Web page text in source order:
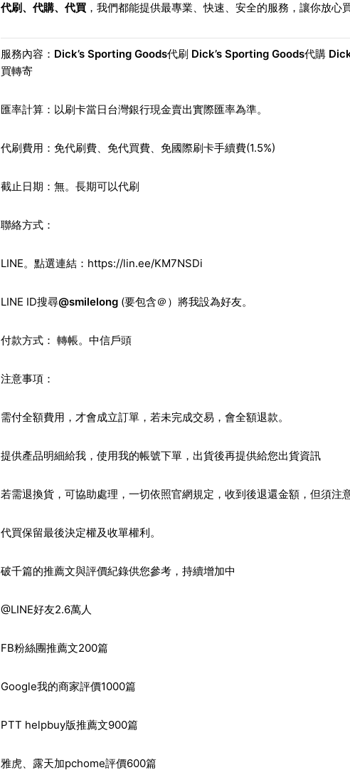
代刷、代購、代買，我們都能提供最專業、快速、安全的服務，讓你放心
服務內容： Dick’s Sporting Goods代刷 Dick’s Sporting Goods代購
買轉寄
匯率計算：以刷卡當日台灣銀行現金賣出實際匯率為準。
代刷費用：免代刷費、免代買費、免國際刷卡手續費(1.5%)
截止日期：無。長期可以代刷
聯絡方式：
LINE。點選連結： https://lin.ee/KM7NSDi
LINE ID搜尋@smilelong(要包含＠）將我設為好友。
付款方式： 轉帳。中信戶頭
注意事項：
需付全額費用，才會成立訂單，若未完成交易，會全額退款。
提供產品明細給我，使用我的帳號下單，出貨後再提供給您出貨資訊
若需退換貨，可協助處理，一切依照官網規定，收到後退還金額，但須注
代買保留最後決定權及收單權利。
破千篇的推薦文與評價紀錄供您參考，持續增加中
@LINE好友2.6萬人
FB粉絲團推薦文200篇
Google我的商家評價1000篇
PTT helpbuy版推薦文900篇
雅虎、露天加pchome評價600篇